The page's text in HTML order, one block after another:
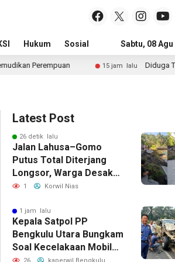
Hukum Sosial Pendidikan
Sabtu, 08 Agu
15 jam lalu Diduga Terjadi Penyimpangan
Latest Post
26 detik lalu
Jalan Lahusa–Gomo
Putus Total Diterjang
Longsor, Warga Desak
Pemkab Nias Selatan
1 Korwil Nias
1 jam lalu
Kepala Satpol PP
Bengkulu Utara Bungkam
Soal Kecelakaan Mobil